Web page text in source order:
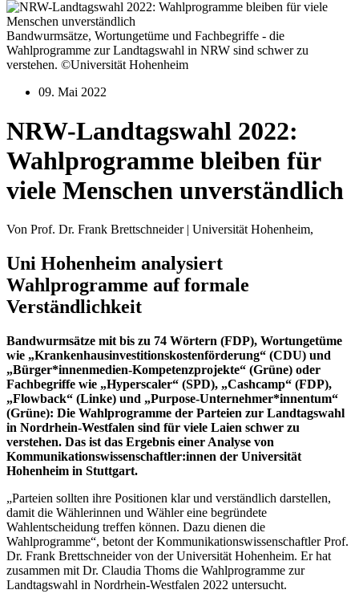
Bandwurmsätze, Wortungetüme und Fachbegriffe - die
Wahlprogramme zur Landtagswahl in NRW sind schwer zu
verstehen. ©Universität Hohenheim
09. Mai 2022
NRW-Landtagswahl 2022:
Wahlprogramme bleiben für
viele Menschen unverständlich
Von Prof. Dr. Frank Brettschneider | Universität Hohenheim,
Uni Hohenheim analysiert
Wahlprogramme auf formale
Verständlichkeit
Bandwurmsätze mit bis zu 74 Wörtern (FDP), Wortungetüme
wie „Krankenhausinvestitionskostenförderung“ (CDU) und
„Bürger*innenmedien-Kompetenzprojekte“ (Grüne) oder
Fachbegriffe wie „Hyperscaler“ (SPD), „Cashcamp“ (FDP),
„Flowback“ (Linke) und „Purpose-Unternehmer*innentum“
(Grüne): Die Wahlprogramme der Parteien zur Landtagswahl
in Nordrhein-Westfalen sind für viele Laien schwer zu
verstehen. Das ist das Ergebnis einer Analyse von
Kommunikationswissenschaftler:innen der Universität
Hohenheim in Stuttgart.
„Parteien sollten ihre Positionen klar und verständlich darstellen,
damit die Wählerinnen und Wähler eine begründete
Wahlentscheidung treffen können. Dazu dienen die
Wahlprogramme“, betont der Kommunikationswissenschaftler Prof.
Dr. Frank Brettschneider von der Universität Hohenheim. Er hat
zusammen mit Dr. Claudia Thoms die Wahlprogramme zur
Landtagswahl in Nordrhein-Westfalen 2022 untersucht.